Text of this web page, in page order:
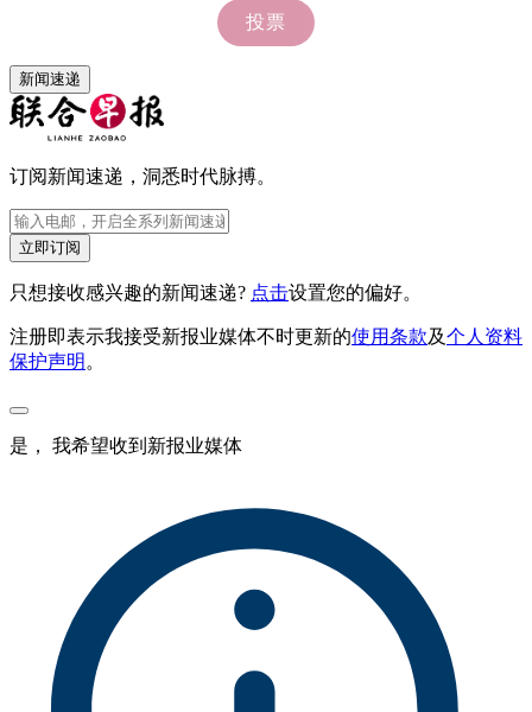
新闻速递
订阅新闻速递，洞悉时代脉搏。
立即订阅
只想接收感兴趣的新闻速递? 点击设置您的偏好。
注册即表示我接受新报业媒体不时更新的使用条款及个人资料
保护声明 。
是， 我希望收到新报业媒体